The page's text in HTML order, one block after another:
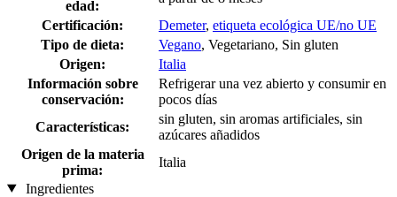
edad:
Certificación:
Demeter, etiqueta ecológica UE/no UE
Tipo de dieta:
Vegano, Vegetariano, Sin gluten
Origen:
Italia
Información sobre
conservación:
Refrigerar una vez abierto y consumir en
pocos días
Características:
sin gluten, sin aromas artificiales, sin
azúcares añadidos
Origen de la materia
prima:
Italia
Ingredientes